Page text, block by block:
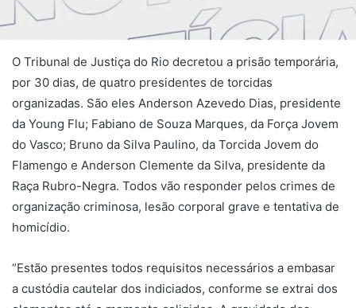
O Tribunal de Justiça do Rio decretou a prisão temporária,
por 30 dias, de quatro presidentes de torcidas
organizadas. São eles Anderson Azevedo Dias, presidente
da Young Flu; Fabiano de Souza Marques, da Força Jovem
do Vasco; Bruno da Silva Paulino, da Torcida Jovem do
Flamengo e Anderson Clemente da Silva, presidente da
Raça Rubro-Negra. Todos vão responder pelos crimes de
organização criminosa, lesão corporal grave e tentativa de
homicídio.
“Estão presentes todos requisitos necessários a embasar
a custódia cautelar dos indiciados, conforme se extrai dos